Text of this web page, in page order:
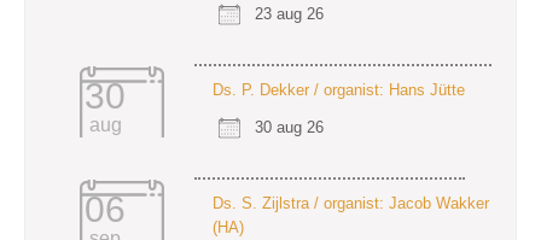
23 aug 26
30
aug
Ds. P. Dekker / organist: Hans Jütte
30 aug 26
06
Ds. S. Zijlstra / organist: Jacob Wakker
(HA)